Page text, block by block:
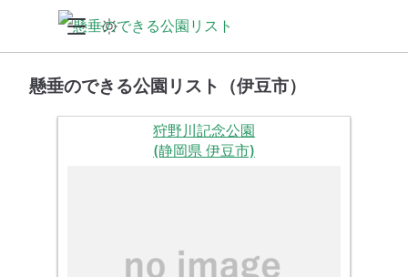
懸垂のできる公園リスト（伊豆市）
狩野川記念公園
(静岡県 伊豆市)